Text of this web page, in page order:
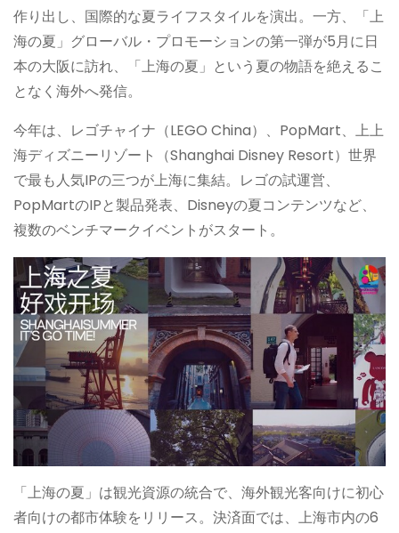
作り出し、国際的な夏ライフスタイルを演出。一方、「上
海の夏」グローバル・プロモーションの第一弾が5月に日
本の大阪に訪れ、「上海の夏」という夏の物語を絶えるこ
となく海外へ発信。
今年は、レゴチャイナ（LEGO China）、PopMart、上上
海ディズニーリゾート（Shanghai Disney Resort）世界
で最も人気IPの三つが上海に集結。レゴの試運営、
PopMartのIPと製品発表、Disneyの夏コンテンツなど、
複数のベンチマークイベントがスタート。
「上海の夏」は観光資源の統合で、海外観光客向けに初心
者向けの都市体験をリリース。決済面では、上海市内の6